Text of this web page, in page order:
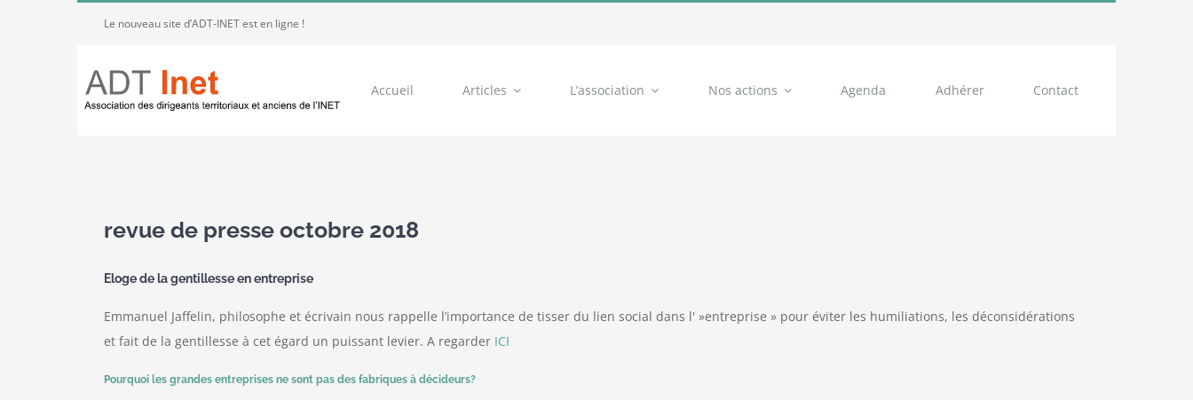
Le nouveau site d’ADT-INET est en ligne !
Accueil Articles L’association Nos actions Agenda Adhérer Contact
l'image
revue de presse octobre 2018
Eloge de la gentillesse en entreprise
Emmanuel Jaffelin, philosophe et écrivain nous rappelle l’importance de tisser du lien social dans l' »entreprise » pour éviter les humiliations, les déconsidérations
et fait de la gentillesse à cet égard un puissant levier. A regarder ICI
Pourquoi les grandes entreprises ne sont pas des fabriques à décideurs?